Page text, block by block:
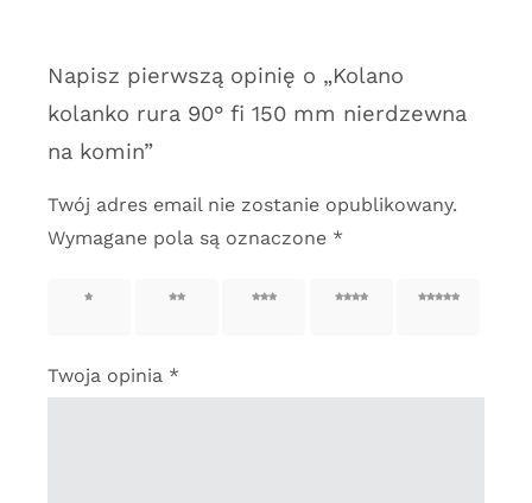
Napisz pierwszą opinię o „Kolano
kolanko rura 90° fi 150 mm nierdzewna
na komin”
Twój adres email nie zostanie opublikowany.
Wymagane pola są oznaczone *
1 z 5
2 z 5
3 z 5
4 z 5
5 z 5
Twoja opinia *